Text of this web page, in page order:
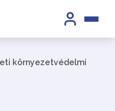
környezetvédelmi